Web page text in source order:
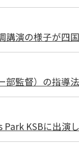
講演の様子が四
部監督）の指導
KSBに出演し